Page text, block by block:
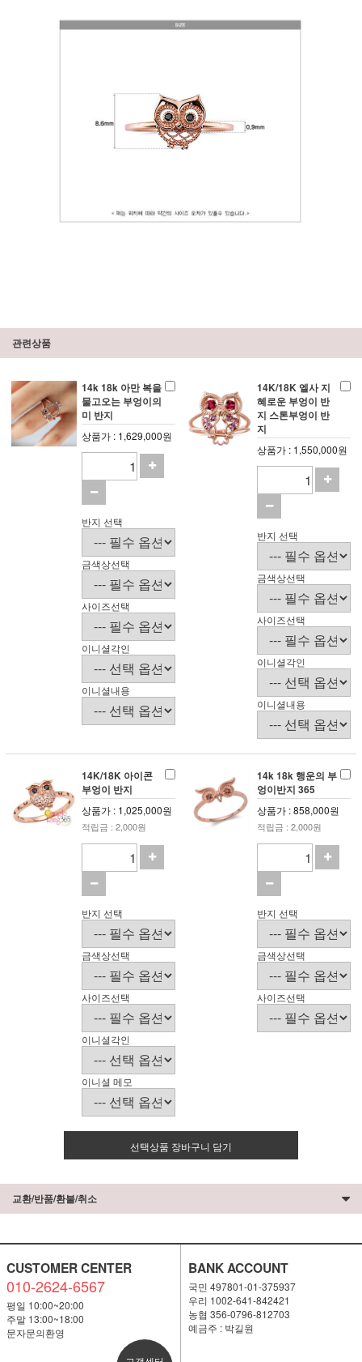
관련상품
14k 18k 아만 복을
물고오는 부엉이의
미 반지
상품가 : 1,629,000원
반지 선택
금색상선택
사이즈선택
이니셜각인
이니셜내용
14K/18K 엘사 지
혜로운 부엉이 반
지 스톤부엉이 반
지
상품가 : 1,550,000원
반지 선택
금색상선택
사이즈선택
이니셜각인
이니셜내용
14K/18K 아이콘
부엉이 반지
상품가 : 1,025,000원
적립금 : 2,000원
반지 선택
금색상선택
사이즈선택
이니셜각인
이니셜 메모
14k 18k 행운의 부
엉이반지 365
상품가 : 858,000원
적립금 : 2,000원
반지 선택
금색상선택
사이즈선택
선택상품 장바구니 담기
교환/반품/환불/취소
CUSTOMER CENTER
010-2624-6567
평일 10:00~20:00
주말 13:00~18:00
문자문의환영
BANK ACCOUNT
국민 497801-01-375937
우리 1002-641-842421
농협 356-0796-812703
예금주 : 박길원